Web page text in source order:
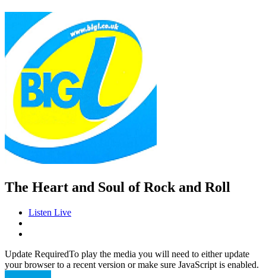
The Heart and Soul of Rock and Roll
Listen Live
Update RequiredTo play the media you will need to either update
your browser to a recent version or make sure JavaScript is enabled.